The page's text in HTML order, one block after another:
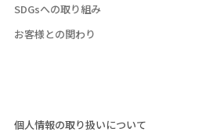
SDGsへの取り組み
お客様との関わり
個人情報の取り扱いについて